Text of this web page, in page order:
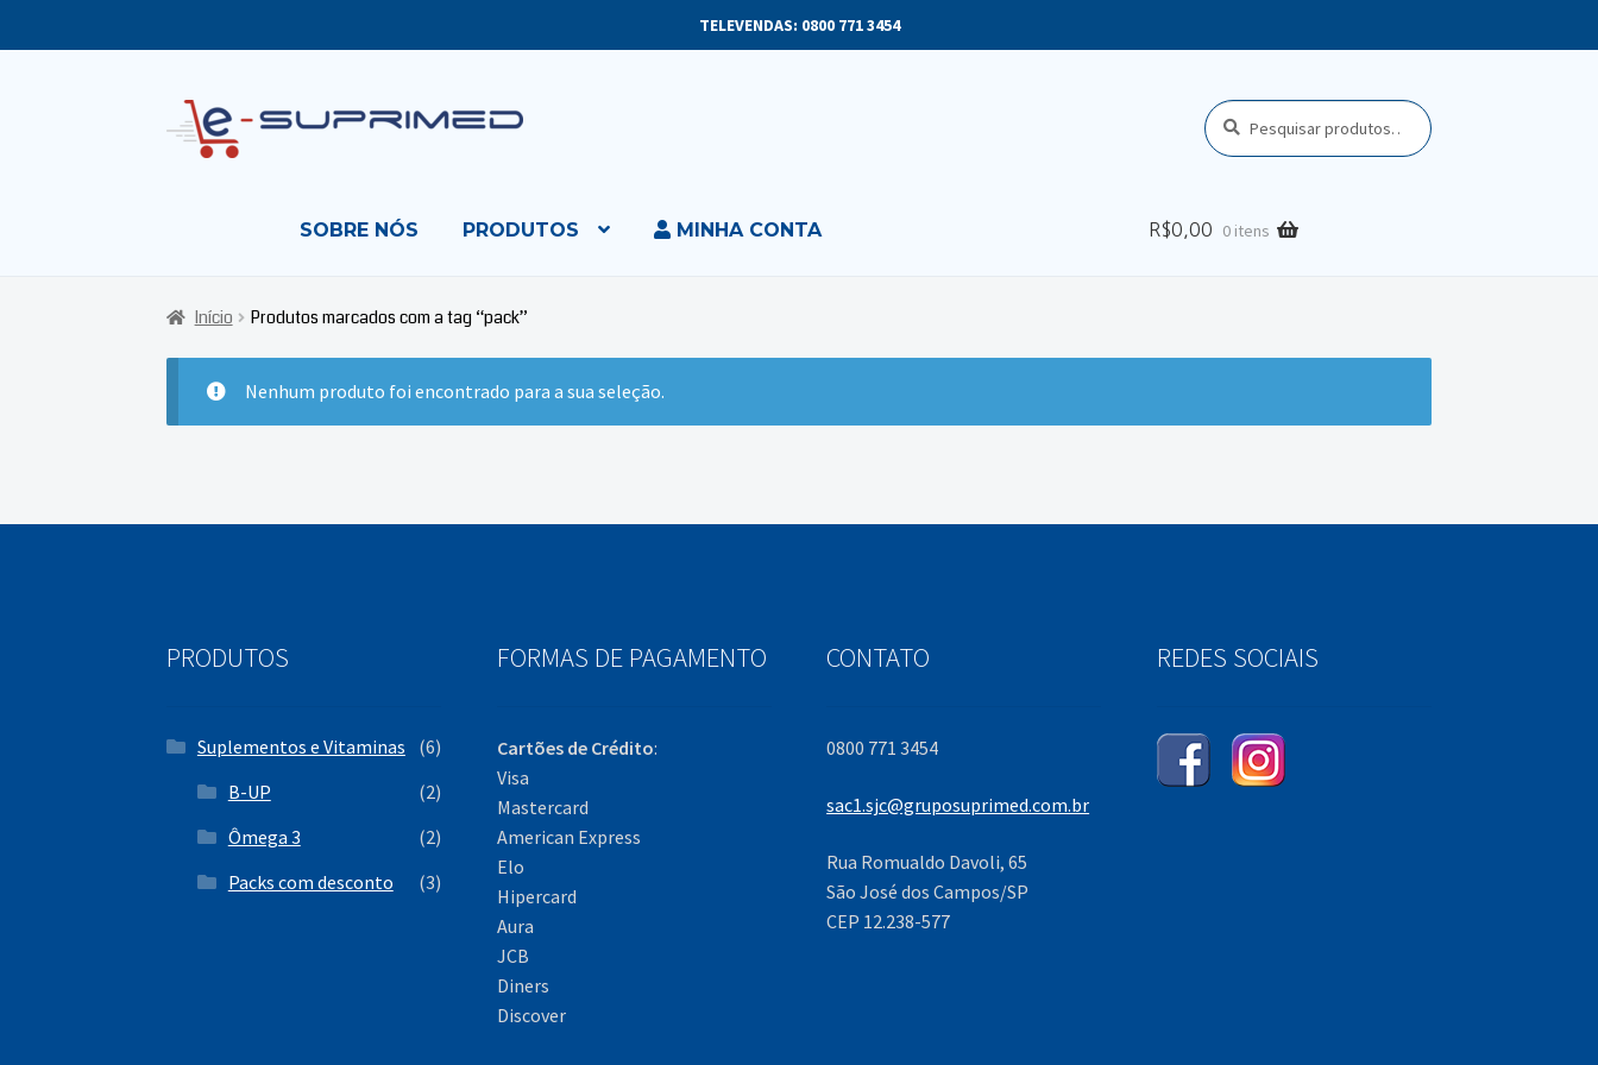
TELEVENDAS: 0800 771 3454
Skip
to
Skip
to
Pesquisar
por:
P
e
i
SOBRE NÓS PRODUTOS MINHA CONTA R$0,00 0 itens
Início Produtos marcados com a tag “pack”
Nenhum produto foi encontrado para a sua seleção.
PRODUTOS
Suplementos e Vitaminas
(6)
B-UP
(2)
Ômega 3
(2)
Packs com desconto
(3)
FORMAS DE PAGAMENTO
Cartões de Crédito:
Visa
Mastercard
American Express
Elo
Hipercard
Aura
JCB
Diners
Discover
CONTATO
0800 771 3454
sac1.sjc@gruposuprimed.com.br
Rua Romualdo Davoli, 65
São José dos Campos/SP
CEP 12.238-577
REDES SOCIAIS